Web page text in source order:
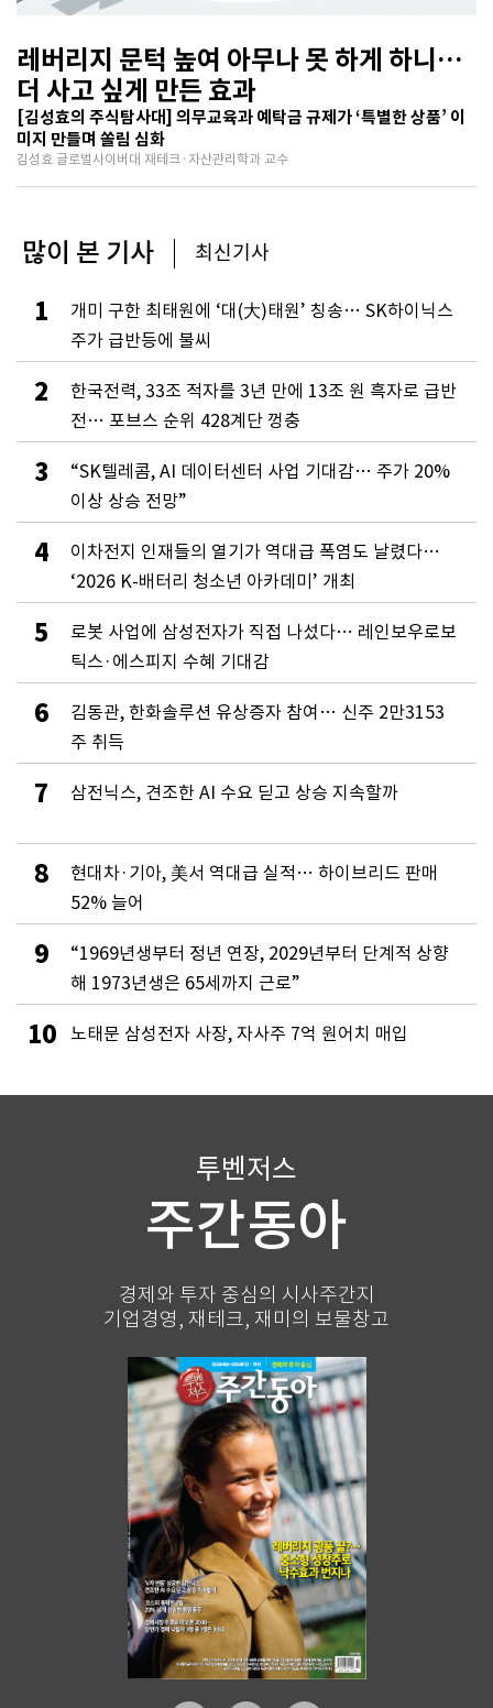
레버리지 문턱 높여 아무나 못 하게 하니…
더 사고 싶게 만든 효과
[김성효의 주식탐사대] 의무교육과 예탁금 규제가 ‘특별한 상품’ 이
미지 만들며 쏠림 심화
김성효 글로벌사이버대 재테크·자산관리학과 교수
많이 본 기사 최신기사
1
개미 구한 최태원에 ‘대(大)태원’ 칭송… SK하이닉스
주가 급반등에 불씨
2
한국전력, 33조 적자를 3년 만에 13조 원 흑자로 급반
전… 포브스 순위 428계단 껑충
3
“SK텔레콤, AI 데이터센터 사업 기대감… 주가 20%
이상 상승 전망”
4
이차전지 인재들의 열기가 역대급 폭염도 날렸다…
‘2026 K-배터리 청소년 아카데미’ 개최
5
로봇 사업에 삼성전자가 직접 나섰다… 레인보우로보
틱스·에스피지 수혜 기대감
6
김동관, 한화솔루션 유상증자 참여… 신주 2만3153
주 취득
7 삼전닉스, 견조한 AI 수요 딛고 상승 지속할까
8
현대차·기아, 美서 역대급 실적… 하이브리드 판매
52% 늘어
9
“1969년생부터 정년 연장, 2029년부터 단계적 상향
해 1973년생은 65세까지 근로”
10 노태문 삼성전자 사장, 자사주 7억 원어치 매입
투벤저스
주간동아
경제와 투자 중심의 시사주간지
기업경영, 재테크, 재미의 보물창고